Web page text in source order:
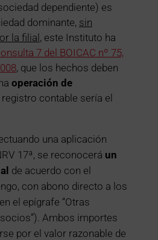
dependiente) es
dominante, sin
la filial, este Instituto ha
7 del BOICAC nº 75,
, que los hechos deben
operación de
registro contable sería el
una aplicación
17ª, se reconocerá un
de acuerdo con el
con abono directo a los
el epígrafe “Otras
Ambos importes
por el valor razonable de